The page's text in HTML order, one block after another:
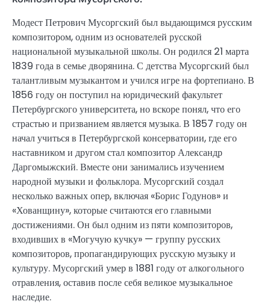
Модест Петрович Мусоргский был выдающимся русским
композитором, одним из основателей русской
национальной музыкальной школы. Он родился 21 марта
1839 года в семье дворянина. С детства Мусоргский был
талантливым музыкантом и учился игре на фортепиано. В
1856 году он поступил на юридический факультет
Петербургского университета, но вскоре понял, что его
страстью и призванием является музыка. В 1857 году он
начал учиться в Петербургской консерватории, где его
наставником и другом стал композитор Александр
Даргомыжский. Вместе они занимались изучением
народной музыки и фольклора. Мусоргский создал
несколько важных опер, включая «Борис Годунов» и
«Хованщину», которые считаются его главными
достижениями. Он был одним из пяти композиторов,
входивших в «Могучую кучку» — группу русских
композиторов, пропагандирующих русскую музыку и
культуру. Мусоргский умер в 1881 году от алкогольного
отравления, оставив после себя великое музыкальное
наследие.